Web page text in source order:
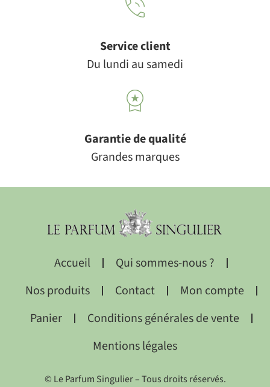
Service client
Du lundi au samedi
Garantie de qualité
Grandes marques
Accueil
Qui sommes-nous ?
Nos produits
Contact
Mon compte
Panier
Conditions générales de vente
Mentions légales
© Le Parfum Singulier – Tous droits réservés.